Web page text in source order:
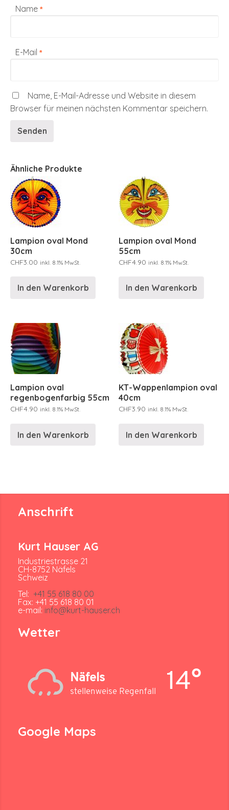
Name *
E-Mail *
Name, E-Mail-Adresse und Website in diesem
Browser für meinen nächsten Kommentar speichern.
Ähnliche Produkte
Lampion oval Mond
30cm
CHF3.00 inkl. 8.1% MwSt.
In den Warenkorb
Lampion oval Mond
55cm
CHF4.90 inkl. 8.1% MwSt.
In den Warenkorb
Lampion oval
regenbogenfarbig 55cm
CHF4.90 inkl. 8.1% MwSt.
In den Warenkorb
KT-Wappenlampion oval
40cm
CHF3.90 inkl. 8.1% MwSt.
In den Warenkorb
Anschrift
Kurt Hauser AG
Industriestrasse 21
CH-8752 Näfels
Schweiz
Tel: +41 55 618 80 00
Fax: +41 55 618 80 01
e-mail: info@kurt-hauser.ch
Wetter
Näfels
stellenweise Regenfall 14°
Google Maps